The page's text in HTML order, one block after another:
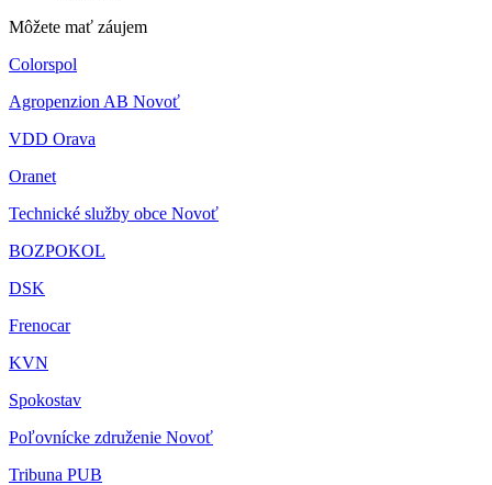
Môžete mať záujem
Colorspol
Agropenzion AB Novoť
VDD Orava
Oranet
Technické služby obce Novoť
BOZPOKOL
DSK
Frenocar
KVN
Spokostav
Poľovnícke združenie Novoť
Tribuna PUB